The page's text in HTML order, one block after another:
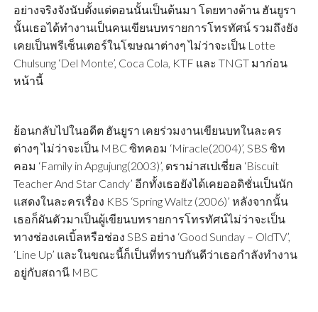
อย่างจริงจังนับตั้งแต่ตอนนั้นเป็นต้นมา โดยทางด้าน ฮันยูรา
นั้นเธอได้ทำงานเป็นคนเขียนบทรายการโทรทัศน์ รวมถึงยัง
เคยเป็นพรีเซ็นเตอร์ในโฆษณาต่างๆ ไม่ว่าจะเป็น Lotte
Chulsung ‘Del Monte’, Coca Cola, KTF และ TNGT มาก่อน
หน้านี้
ย้อนกลับไปในอดีต ฮันยูรา เคยร่วมงานเขียนบทในละคร
ต่างๆ ไม่ว่าจะเป็น MBC ซิทคอม ‘Miracle(2004)’, SBS ซิท
คอม ‘Family in Apgujung(2003)’, ดราม่าสเปเชี่ยล ‘Biscuit
Teacher And Star Candy’ อีกทั้งเธอยังได้เคยออดิชั่นเป็นนัก
แสดงในละครเรื่อง KBS ‘Spring Waltz (2006)’ หลังจากนั้น
เธอก็ผันตัวมาเป็นผู้เขียนบทรายการโทรทัศน์ไม่ว่าจะเป็น
ทางช่องเคเบิ้ลหรือช่อง SBS อย่าง ‘Good Sunday – OldTV’,
‘Line Up’ และในขณะนี้ก็เป็นที่ทราบกันดีว่าเธอกำลังทำงาน
อยู่กับสถานี MBC